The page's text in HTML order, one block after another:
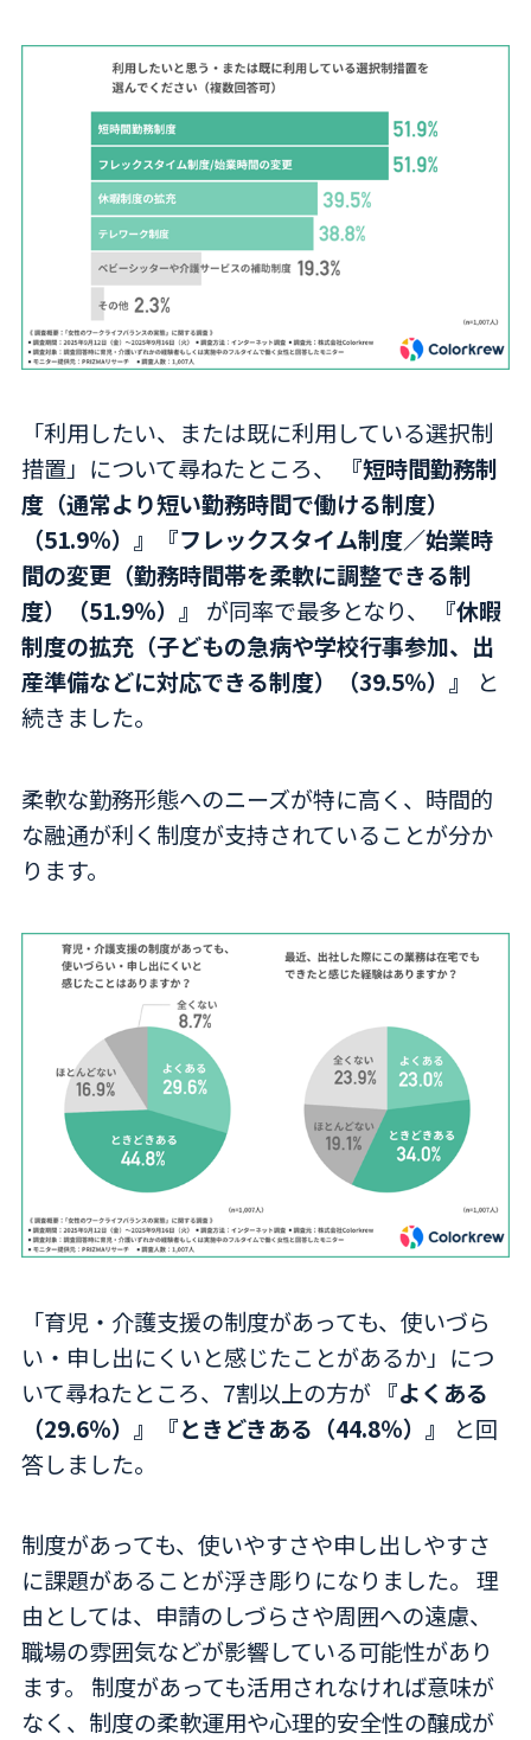
「利用したい、または既に利用している選択制
措置」について尋ねたところ、
『短時間勤務制
度（通常より短い勤務時間で働ける制度）
（51.9％）』『フレックスタイム制度／始業時
間の変更（勤務時間帯を柔軟に調整できる制
度）（51.9％）』
が同率で最多となり、
『休暇
制度の拡充（子どもの急病や学校行事参加、出
産準備などに対応できる制度）（39.5％）』
と
続きました。
柔軟な勤務形態へのニーズが特に高く、時間的
な融通が利く制度が支持されていることが分か
ります。
「育児・介護支援の制度があっても、使いづら
い・申し出にくいと感じたことがあるか」につ
いて尋ねたところ、7割以上の方が 『よくある
（29.6％）』『ときどきある（44.8％）』
と回
答しました。
制度があっても、使いやすさや申し出しやすさ
に課題があることが浮き彫りになりました。 理
由としては、申請のしづらさや周囲への遠慮、
職場の雰囲気などが影響している可能性があり
ます。 制度があっても活用されなければ意味が
なく、制度の柔軟運用や心理的安全性の醸成が